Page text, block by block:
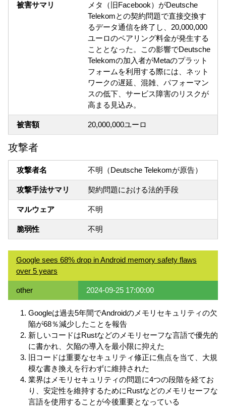
被害サマリ
メタ（旧Facebook）がDeutsche
Telekomとの契約問題で直接交換す
るデータ通信を終了し、20,000,000
ユーロのペアリング料金が発生する
こととなった。この影響でDeutsche
Telekomの加入者がMetaのプラット
フォームを利用する際には、ネット
ワークの遅延、混雑、パフォーマン
スの低下、サービス障害のリスクが
高まる見込み。
被害額 20,000,000ユーロ
攻撃者
攻撃者名 不明（Deutsche Telekomが原告）
攻撃手法サマリ 契約問題における法的手段
マルウェア 不明
脆弱性 不明
Google sees 68% drop in Android memory safety flaws
over 5 years
other 2024-09-25 17:00:00
Googleは過去5年間でAndroidのメモリセキュリティの欠
陥が68％減少したことを報告
新しいコードはRustなどのメモリセーフな言語で優先的
に書かれ、欠陥の導入を最小限に抑えた
旧コードは重要なセキュリティ修正に焦点を当て、大規
模な書き換えを行わずに維持された
業界はメモリセキュリティの問題に4つの段階を経てお
り、安定性を維持するためにRustなどのメモリセーフな
言語を使用することが今後重要となっている